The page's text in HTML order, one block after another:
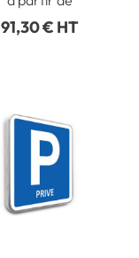
91,30 € HT